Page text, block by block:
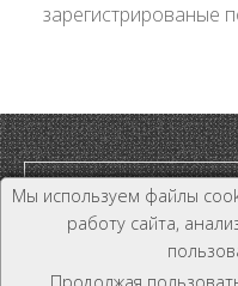
зарегистрированые
Дилер
Мы используем файлы
работу сайта,